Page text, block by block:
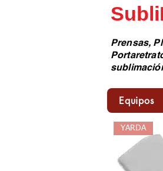
Prensas,
Equipos
YARDA